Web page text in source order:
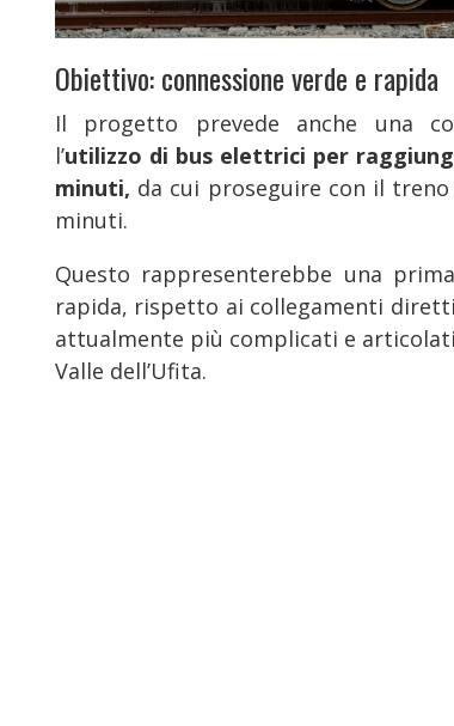
Obiettivo: connessione verde e rapida
Il progetto prevede anche una
l’utilizzo di bus elettrici per
minuti, da cui proseguire con il
minuti.
Questo rappresenterebbe una
rapida, rispetto ai collegamenti
attualmente più complicati e
Valle dell’Ufita.